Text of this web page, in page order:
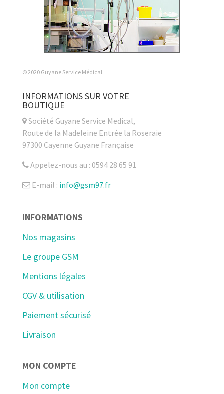
© 2020 Guyane Service Médical.
INFORMATIONS SUR VOTRE
BOUTIQUE
Société Guyane Service Medical,
Route de la Madeleine Entrée la Roseraie
97300 Cayenne Guyane Française
Appelez-nous au : 0594 28 65 91
E-mail : info@gsm97.fr
INFORMATIONS
Nos magasins
Le groupe GSM
Mentions légales
CGV & utilisation
Paiement sécurisé
Livraison
MON COMPTE
Mon compte